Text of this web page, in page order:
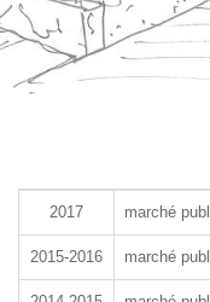
2017 marché
2015-2016 marché